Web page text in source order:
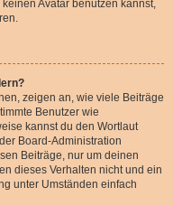
Avatar benutzen kannst,
zeigen an, wie viele Beiträge
Benutzer wie
kannst du den Wortlaut
Board-Administration
Beiträge, nur um deinen
dieses Verhalten nicht und ein
unter Umständen einfach